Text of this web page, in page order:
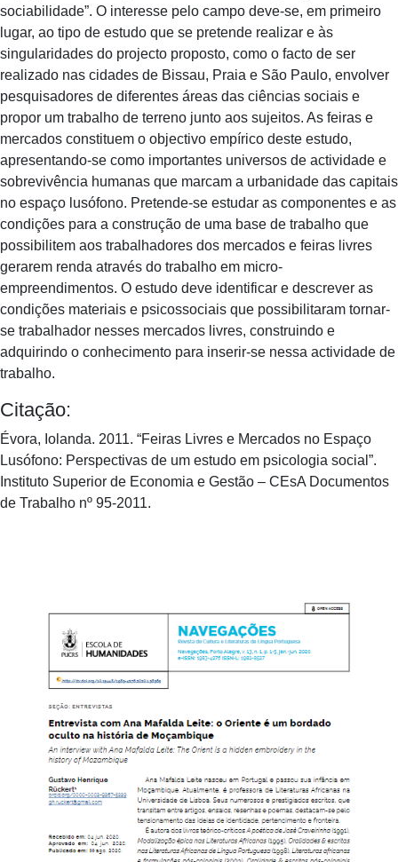
sociabilidade”. O interesse pelo campo deve-se, em primeiro
lugar, ao tipo de estudo que se pretende realizar e às
singularidades do projecto proposto, como o facto de ser
realizado nas cidades de Bissau, Praia e São Paulo, envolver
pesquisadores de diferentes áreas das ciências sociais e
propor um trabalho de terreno junto aos sujeitos. As feiras e
mercados constituem o objectivo empírico deste estudo,
apresentando-se como importantes universos de actividade e
sobrevivência humanas que marcam a urbanidade das capitais
no espaço lusófono. Pretende-se estudar as componentes e as
condições para a construção de uma base de trabalho que
possibilitem aos trabalhadores dos mercados e feiras livres
gerarem renda através do trabalho em micro-
empreendimentos. O estudo deve identificar e descrever as
condições materiais e psicossociais que possibilitaram tornar-
se trabalhador nesses mercados livres, construindo e
adquirindo o conhecimento para inserir-se nessa actividade de
trabalho.
Citação:
Évora, Iolanda. 2011. “Feiras Livres e Mercados no Espaço
Lusófono: Perspectivas de um estudo em psicologia social”.
Instituto Superior de Economia e Gestão – CEsA Documentos
de Trabalho nº 95-2011.